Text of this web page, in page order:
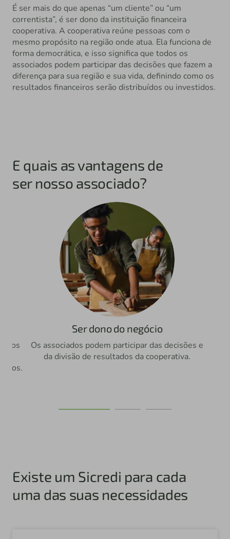
É ser mais do que apenas “um cliente” ou “um
correntista”, é ser dono da instituição financeira
cooperativa. A cooperativa reúne pessoas com o
mesmo propósito na região onde atua. Ela funciona de
forma democrática, e isso significa que todos os
associados podem participar das decisões que fazem a
diferença para sua região e sua vida, definindo como os
resultados financeiros serão distribuídos ou investidos.
E quais as vantagens de
ser nosso associado?
Ser dono do negócio
Os associados podem participar das decisões e
da divisão de resultados da cooperativa.
Existe um Sicredi para cada
uma das suas necessidades